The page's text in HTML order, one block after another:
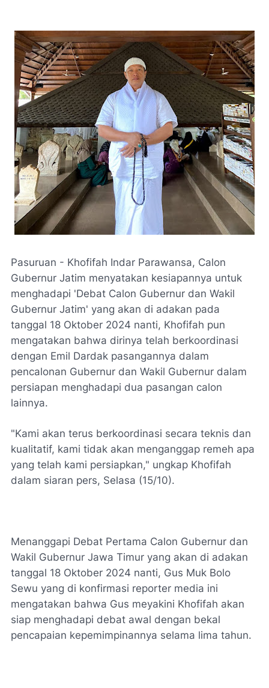
Pasuruan - Khofifah Indar Parawansa, Calon
Gubernur Jatim menyatakan kesiapannya untuk
menghadapi 'Debat Calon Gubernur dan Wakil
Gubernur Jatim' yang akan di adakan pada
tanggal 18 Oktober 2024 nanti, Khofifah pun
mengatakan bahwa dirinya telah berkoordinasi
dengan Emil Dardak pasangannya dalam
pencalonan Gubernur dan Wakil Gubernur dalam
persiapan menghadapi dua pasangan calon
lainnya.
"Kami akan terus berkoordinasi secara teknis dan
kualitatif, kami tidak akan menganggap remeh apa
yang telah kami persiapkan," ungkap Khofifah
dalam siaran pers, Selasa (15/10).
Menanggapi Debat Pertama Calon Gubernur dan
Wakil Gubernur Jawa Timur yang akan di adakan
tanggal 18 Oktober 2024 nanti, Gus Muk Bolo
Sewu yang di konfirmasi reporter media ini
mengatakan bahwa Gus meyakini Khofifah akan
siap menghadapi debat awal dengan bekal
pencapaian kepemimpinannya selama lima tahun.